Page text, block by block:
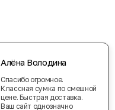
Алёна Володина
Спасибо огромное.
Классная сумка по смешной
цене. Быстрая доставка.
Ваш сайт однозначно